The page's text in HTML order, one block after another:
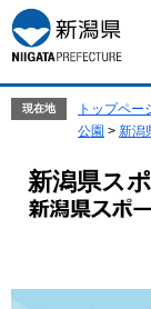
ー
ジ
の
す。
ニ
ュ
ー
現在地 トップペー
公園 > 新潟
新潟県ス